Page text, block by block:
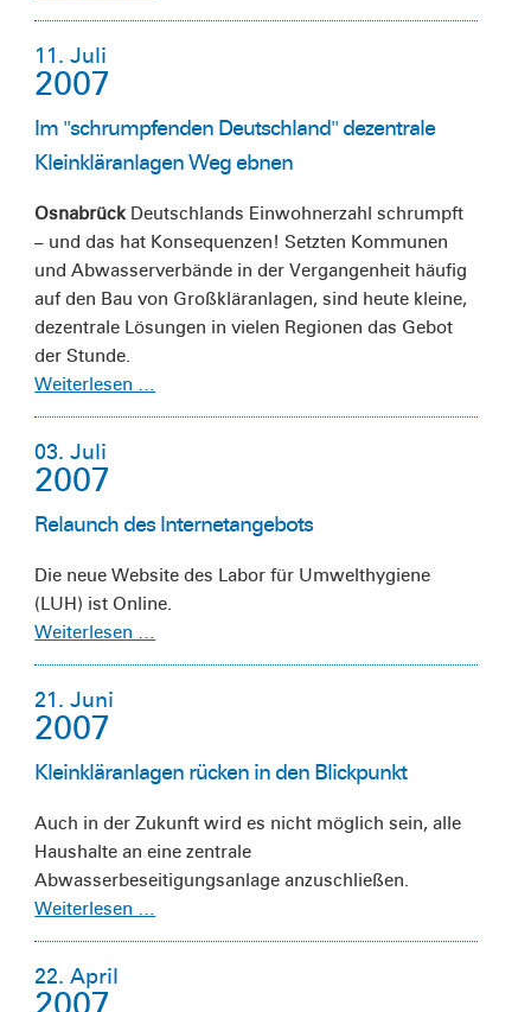
11. Juli
2007
Im "schrumpfenden Deutschland" dezentrale
Kleinkläranlagen Weg ebnen
Osnabrück Deutschlands Einwohnerzahl schrumpft
– und das hat Konsequenzen! Setzten Kommunen
und Abwasserverbände in der Vergangenheit häufig
auf den Bau von Großkläranlagen, sind heute kleine,
dezentrale Lösungen in vielen Regionen das Gebot
der Stunde.
Weiterlesen …
03. Juli
2007
Relaunch des Internetangebots
Die neue Website des Labor für Umwelthygiene
(LUH) ist Online.
Weiterlesen …
21. Juni
2007
Kleinkläranlagen rücken in den Blickpunkt
Auch in der Zukunft wird es nicht möglich sein, alle
Haushalte an eine zentrale
Abwasserbeseitigungsanlage anzuschließen.
Weiterlesen …
22. April